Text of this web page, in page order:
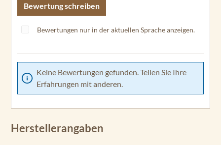
Bewertung schreiben
Bewertungen nur in der aktuellen Sprache anzeigen.
Keine Bewertungen gefunden. Teilen Sie Ihre
Erfahrungen mit anderen.
Herstellerangaben